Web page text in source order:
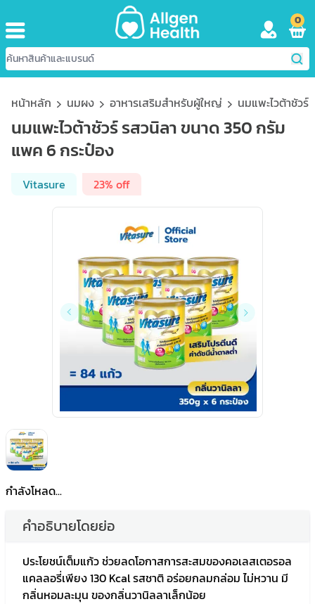
0
หน้าหลัก นมผง อาหารเสริมสำหรับผู้ใหญ่ นมแพะไวต้าชัว
นมแพะไวต้าชัวร์ รสวนิลา ขนาด 350 กรัม
แพค 6 กระป๋อง
Vitasure 23% off
กำลังโหลด...
คำอธิบายโดยย่อ
ประโยชน์เต็มแก้ว ช่วยลดโอกาสการสะสมของคอเลสเตอรอล
แคลลอรี่เพียง 130 Kcal รสชาติ อร่อยกลมกล่อม ไม่หวาน มี
กลิ่นหอมละมุน ของกลิ่นวานิลลาเล็กน้อย